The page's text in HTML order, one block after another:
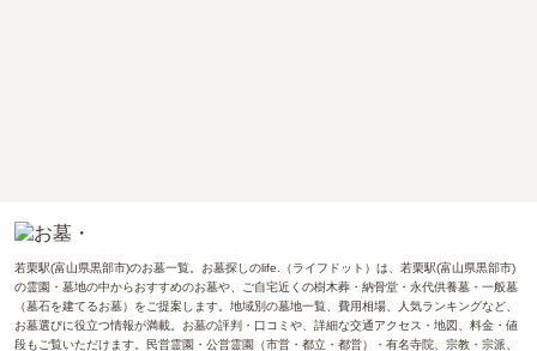
若栗駅(富山県黒部市)のお墓一覧。お墓探しのlife.（ライフドット）は、若栗駅(富山県黒部市)
の霊園・墓地の中からおすすめのお墓や、ご自宅近くの樹木葬・納骨堂・永代供養墓・一般墓
（墓石を建てるお墓）をご提案します。地域別の墓地一覧、費用相場、人気ランキングなど、
お墓選びに役立つ情報が満載。お墓の評判・口コミや、詳細な交通アクセス・地図、料金・値
段もご覧いただけます。民営霊園・公営霊園（市営・都立・都営）・有名寺院、宗教・宗派、